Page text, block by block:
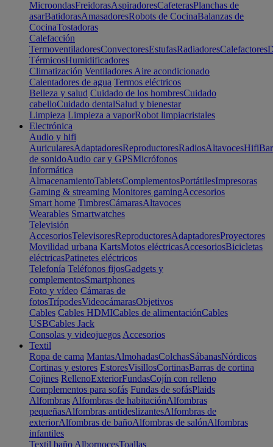
MicroondasFreidorasAspiradoresCafeterasPlanchas de
asarBatidorasAmasadoresRobots de CocinaBalanzas de
CocinaTostadoras
Calefacción
TermoventiladoresConvectoresEstufasRadiadoresCalefactores
TérmicosHumidificadores
Climatización Ventiladores Aire acondicionado
Calentadores de agua Termos eléctricos
Belleza y salud Cuidado de los hombresCuidado
cabelloCuidado dentalSalud y bienestar
Limpieza Limpieza a vaporRobot limpiacristales
Electrónica
Audio y hifi
AuricularesAdaptadoresReproductoresRadiosAltavocesHifi
de sonidoAudio car y GPSMicrófonos
Informática
AlmacenamientoTabletsComplementosPortátilesImpresoras
Gaming & streaming Monitores gamingAccesorios
Smart home TimbresCámarasAltavoces
Wearables Smartwatches
Televisión
AccesoriosTelevisoresReproductoresAdaptadoresProyectores
Movilidad urbana KartsMotos eléctricasAccesoriosBicicletas
eléctricasPatinetes eléctricos
Telefonía Teléfonos fijosGadgets y
complementosSmartphones
Foto y vídeo Cámaras de
fotosTrípodesVideocámarasObjetivos
Cables Cables HDMICables de alimentaciónCables
USBCables Jack
Consolas y videojuegos Accesorios
Textil
Ropa de cama MantasAlmohadasColchasSábanasNórdicos
Cortinas y estores EstoresVisillosCortinasBarras de cortina
Cojines RellenoExteriorFundasCojín con relleno
Complementos para sofás Fundas de sofásPlaids
Alfombras Alfombras de habitaciónAlfombras
pequeñasAlfombras antideslizantesAlfombras de
exteriorAlfombras de bañoAlfombras de salónAlfombras
infantiles
Textil baño AlbornocesToallas